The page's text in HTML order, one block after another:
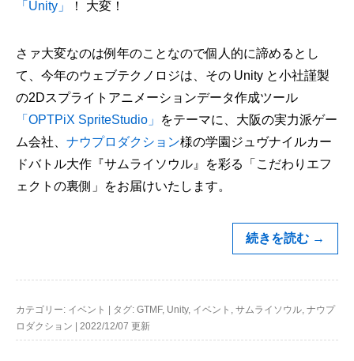
「Unity」 ！ 大変！
さァ大変なのは例年のことなので個人的に諦めるとし
て、今年のウェブテクノロジは、その Unity と小社謹製
の2Dスプライトアニメーションデータ作成ツール
「OPTPiX SpriteStudio」
をテーマに、大阪の実力派ゲー
ム会社、 ナウプロダクション様の学園ジュヴナイルカー
ドバトル大作『サムライソウル』を彩る「こだわりエフ
ェクトの裏側」をお届けいたします。
続きを読む →
カテゴリー: イベント タグ: GTMF, Unity, イベント , サムライソウル, ナウプ
ロダクション
2022/12/07 更新